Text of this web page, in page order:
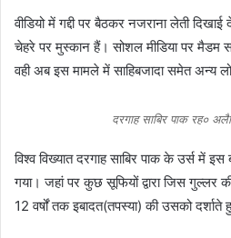
वीडियो में गद्दी पर बैठकर नजराना लेती
चेहरे पर मुस्कान हैं। सोशल मीडिया पर मैडम
वही अब इस मामले में साहिबजादा समेत अन्य
दरगाह साबिर पाक रह०
विश्व विख्यात दरगाह साबिर पाक के उर्स में
गया। जहां पर कुछ सूफियों द्वारा जिस गुल्लर
12 वर्षों तक इबादत(तपस्या) की उसको दर्शाते